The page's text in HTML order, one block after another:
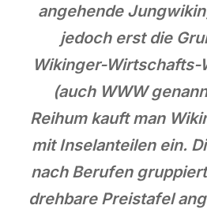
angehende
jedoch erst die
Wikinger-Wirtschafts-
(auch WWW
Reihum kauft man
mit Inselanteilen ein.
nach Berufen
drehbare Preistafel